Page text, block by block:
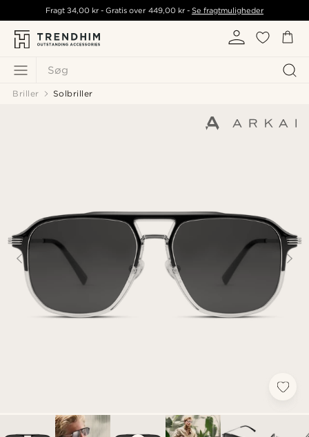
Søg
Fragt34,00 kr - Gratis over 449,00 kr- Se fragtmuligheder
Briller Solbriller